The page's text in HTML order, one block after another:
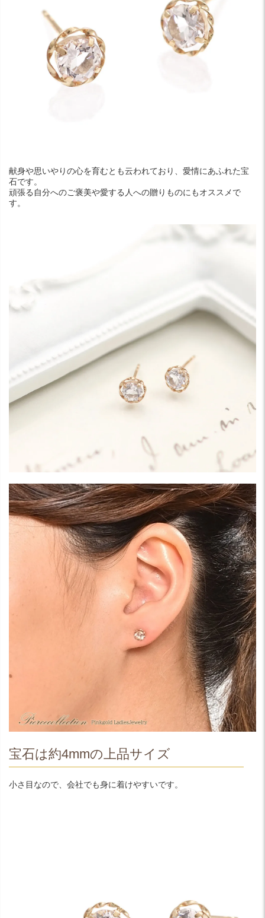
献身や思いやりの心を育むとも云われており、愛情にあふれた宝
石です。
頑張る自分へのご褒美や愛する人への贈りものにもオススメで
す。
宝石は約4mmの上品サイズ
小さ目なので、会社でも身に着けやすいです。